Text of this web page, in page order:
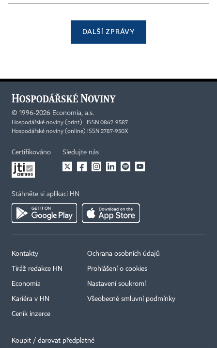
DALŠÍ ZPRÁVY
© 1996-2026 Economia, a.s.
Hospodářské noviny (print) ISSN 0862-9587
Hospodářské noviny (online) ISSN 2787-950X
Certifikováno Sledujte nás
Stáhněte si aplikaci HN
Kontakty
Tiráž redakce HN
Economia
Kariéra v HN
Ceník inzerce
Ochrana osobních údajů
Prohlášení o cookies
Nastavení soukromí
Všeobecné smluvní podmínky
Koupit / darovat předplatné